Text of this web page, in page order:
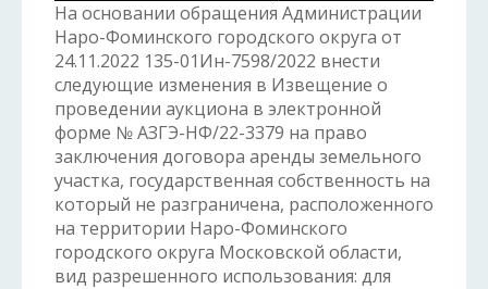
На основании обращения Администрации
Наро-Фоминского городского округа от
24.11.2022 135-01Ин-7598/2022 внести
следующие изменения в Извещение о
проведении аукциона в электронной
форме № АЗГЭ-НФ/22-3379 на право
заключения договора аренды земельного
участка, государственная собственность на
который не разграничена, расположенного
на территории Наро-Фоминского
городского округа Московской области,
вид разрешенного использования: для